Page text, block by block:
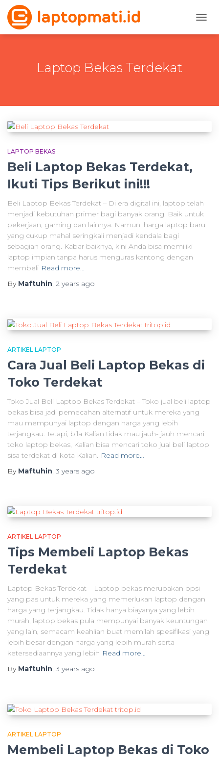
Laptop Bekas Terdekat
LAPTOP BEKAS
Beli Laptop Bekas Terdekat,
Ikuti Tips Berikut ini!!!
Beli Laptop Bekas Terdekat – Di era digital ini, laptop telah
menjadi kebutuhan primer bagi banyak orang. Baik untuk
pekerjaan, gaming dan lainnya. Namun, harga laptop baru
yang cukup mahal seringkali menjadi kendala bagi
sebagian orang. Kabar baiknya, kini Anda bisa memiliki
laptop impian tanpa harus menguras kantong dengan
membeli Read more…
By Maftuhin, 2 years ago
ARTIKEL LAPTOP
Cara Jual Beli Laptop Bekas di
Toko Terdekat
Toko Jual Beli Laptop Bekas Terdekat – Toko jual beli laptop
bekas bisa jadi pemecahan alternatif untuk mereka yang
mau mempunyai laptop dengan harga yang lebih
terjangkau. Tetapi, bila Kalian tidak mau jauh- jauh mencari
toko laptop bekas, Kalian bisa mencari toko jual beli laptop
sisa terdekat di kota Kalian. Read more…
By Maftuhin, 3 years ago
ARTIKEL LAPTOP
Tips Membeli Laptop Bekas
Terdekat
Laptop Bekas Terdekat – Laptop bekas merupakan opsi
yang pas untuk mereka yang memerlukan laptop dengan
harga yang terjangkau. Tidak hanya biayanya yang lebih
murah, laptop bekas pula mempunyai banyak keuntungan
yang lain, semacam keahlian buat memilah spesifikasi yang
lebih besar dengan harga yang lebih murah serta
ketersediaannya yang lebih Read more…
By Maftuhin, 3 years ago
ARTIKEL LAPTOP
Membeli Laptop Bekas di Toko